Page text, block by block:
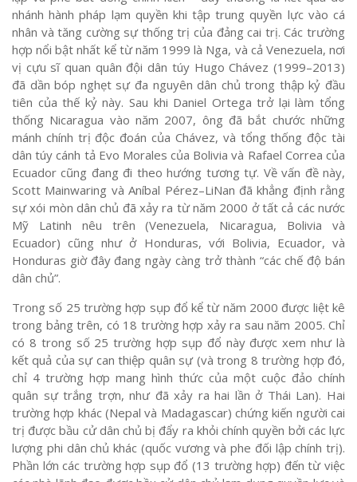
nhánh hành pháp lạm quyền khi tập trung quyền lực vào cá
nhân và tăng cường sự thống trị của đảng cai trị. Các trường
hợp nổi bật nhất kể từ năm 1999 là Nga, và cả Venezuela, nơi
vị cựu sĩ quan quân đội dân túy Hugo Chávez (1999–2013)
đã dần bóp nghẹt sự đa nguyên dân chủ trong thập kỷ đầu
tiên của thế kỷ này. Sau khi Daniel Ortega trở lại làm tổng
thống Nicaragua vào năm 2007, ông đã bắt chước những
mánh chính trị độc đoán của Chávez, và tổng thống độc tài
dân túy cánh tả Evo Morales của Bolivia và Rafael Correa của
Ecuador cũng đang đi theo hướng tương tự. Về vấn đề này,
Scott Mainwaring và Aníbal Pérez–LiNan đã khẳng định rằng
sự xói mòn dân chủ đã xảy ra từ năm 2000 ở tất cả các nước
Mỹ Latinh nêu trên (Venezuela, Nicaragua, Bolivia và
Ecuador) cũng như ở Honduras, với Bolivia, Ecuador, và
Honduras giờ đây đang ngày càng trở thành “các chế độ bán
dân chủ”.
Trong số 25 trường hợp sụp đổ kể từ năm 2000 được liệt kê
trong bảng trên, có 18 trường hợp xảy ra sau năm 2005. Chỉ
có 8 trong số 25 trường hợp sụp đổ này được xem như là
kết quả của sự can thiệp quân sự (và trong 8 trường hợp đó,
chỉ 4 trường hợp mang hình thức của một cuộc đảo chính
quân sự trắng trợn, như đã xảy ra hai lần ở Thái Lan). Hai
trường hợp khác (Nepal và Madagascar) chứng kiến người cai
trị được bầu cử dân chủ bị đẩy ra khỏi chính quyền bởi các lực
lượng phi dân chủ khác (quốc vương và phe đối lập chính trị).
Phần lớn các trường hợp sụp đổ (13 trường hợp) đến từ việc